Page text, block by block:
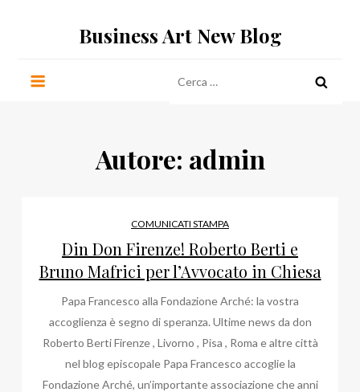
Business Art New Blog
per:
Autore: admin
COMUNICATI STAMPA
Din Don Firenze! Roberto Berti e
Bruno Mafrici per l’Avvocato in Chiesa
Papa Francesco alla Fondazione Arché: la vostra
accoglienza è segno di speranza. Ultime news da don
Roberto Berti Firenze , Livorno , Pisa , Roma e altre città
nel blog episcopale Papa Francesco accoglie la
Fondazione Arché, un’importante associazione che anni